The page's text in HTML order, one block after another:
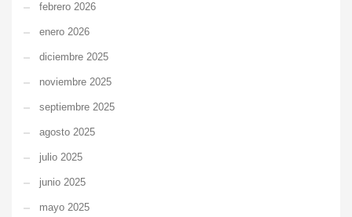
febrero 2026
enero 2026
diciembre 2025
noviembre 2025
septiembre 2025
agosto 2025
julio 2025
junio 2025
mayo 2025